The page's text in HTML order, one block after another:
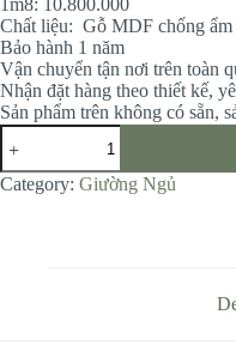
1m8: 10.800.000
Chất liệu: Gỗ MDF chống ẩm
Bảo hành 1 năm
Vận chuyển tận nơi trên toàn
Nhận đặt hàng theo thiết kế,
Sản phẩm trên không có sẵn,
Giường
Ngủ
Thông
Minh
Category: Giường Ngủ